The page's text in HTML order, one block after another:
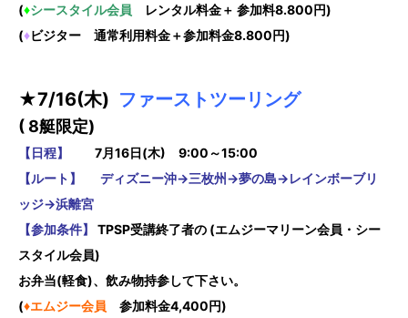
(♦シースタイル会員 レンタル料金＋ 参加料8.800円)
(♦ビジター 通常利用料金＋参加料金8.800円)
★7/16(木) ファーストツーリング
( 8艇限定)
【日程】 7月16日(木) 9:00～15:00
【ルート】 ディズニー沖→三枚州→夢の島→レインボーブリ
ッジ→浜離宮
【参加条件】
TPSP受講終了者の (エムジーマリーン会員・シー
スタイル会員)
お弁当(軽食)、飲み物持参して下さい。
(♦エムジー会員 参加料金4,400円)